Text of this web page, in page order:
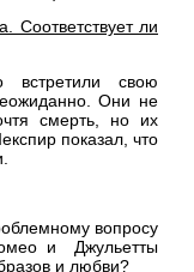
Соответствует ли
встретили свою
Они не
смерть, но их
показал, что
вопросу
и Джульетты
и любви?